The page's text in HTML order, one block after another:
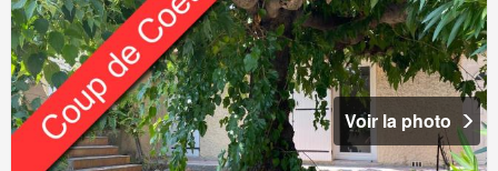
Voir la photo